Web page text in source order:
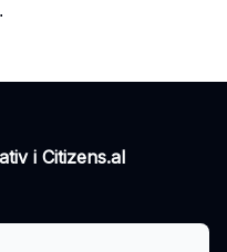
.
i Citizens.al